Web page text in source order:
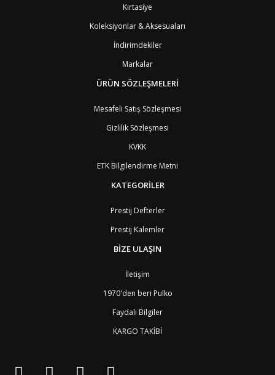
Kırtasiye
Koleksiyonlar & Aksesuaları
İndirimdekiler
Markalar
ÜRÜN SÖZLEŞMELERİ
Mesafeli Satış Sözleşmesi
Gizlilik Sözleşmesi
KVKK
ETK Bilgilendirme Metni
KATEGORİLER
Prestij Defterler
Prestij Kalemler
BİZE ULAŞIN
İletişim
1970'den beri Pulko
Faydalı Bilgiler
KARGO TAKİBİ